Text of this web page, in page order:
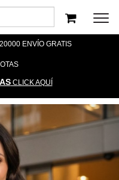
ENVÍO GRATIS
CLICK AQUÍ